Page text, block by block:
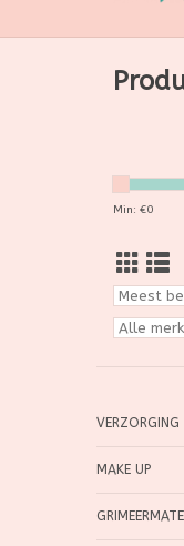
Min: €0
VERZORGING
MAKE UP